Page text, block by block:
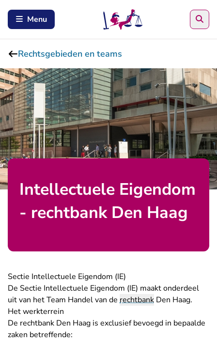
Menu
Rechtsgebieden en teams
Intellectuele Eigendom
- rechtbank Den Haag
Sectie Intellectuele Eigendom (IE)
De Sectie Intellectuele Eigendom (IE) maakt onderdeel
uit van het Team Handel van de rechtbank Den Haag.
Het werkterrein
De rechtbank Den Haag is exclusief bevoegd in bepaalde
zaken betreffende: